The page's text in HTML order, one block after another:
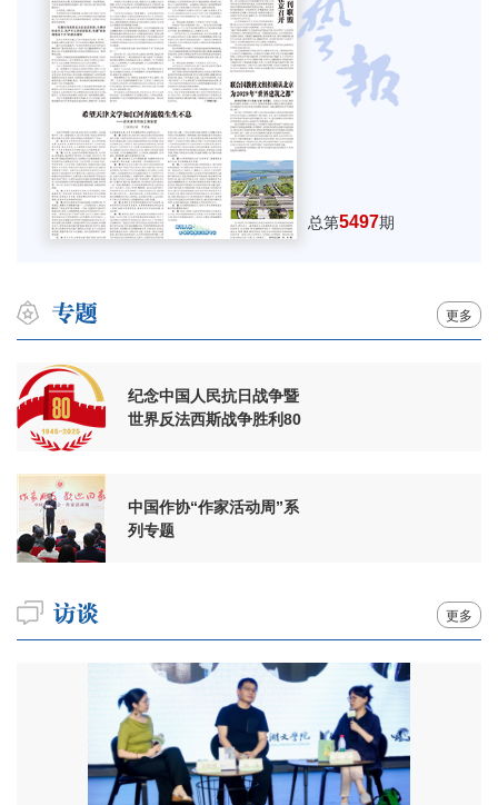
总第5497期
更多
纪念中国人民抗日战争暨
世界反法西斯战争胜利80
中国作协“作家活动周”系
列专题
更多